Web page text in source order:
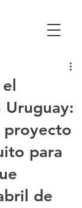
Uruguay:
proyecto
para
de